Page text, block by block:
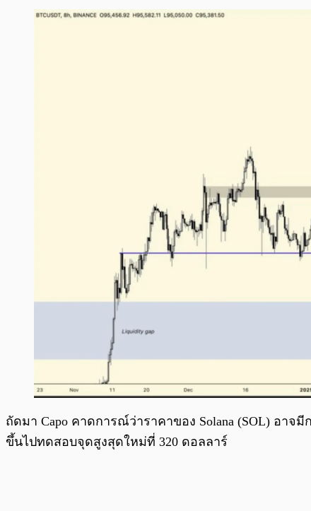
ถัดมา Capo คาดการณ์ว่าราคาของ Solana (SOL) อา
ขึ้นไปทดสอบจุดสูงสุดใหม่ที่ 320 ดอลลาร์